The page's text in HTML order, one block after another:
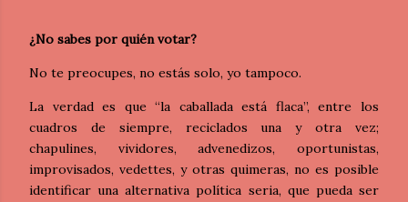
¿No sabes por quién votar?
No te preocupes, no estás solo, yo tampoco.
La verdad es que “la caballada está flaca”, entre los
cuadros de siempre, reciclados una y otra vez;
chapulines, vividores, advenedizos, oportunistas,
improvisados, vedettes, y otras quimeras, no es posible
identificar una alternativa política seria, que pueda ser